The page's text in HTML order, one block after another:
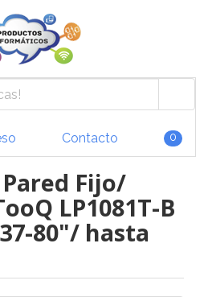
Contacto 0
Fijo/
LP1081T-B
80"/ hasta